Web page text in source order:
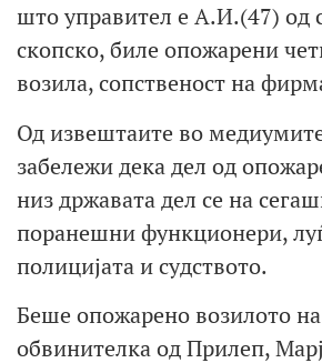
што управител е А.И.(47) од
скопско, биле опожарени
возила, сопственост на
Од извештаите во
забележи дека дел од
низ државата дел се на
поранешни функционери,
полицијата и судството.
Беше опожарено возилото на
обвинителка од Прилеп,